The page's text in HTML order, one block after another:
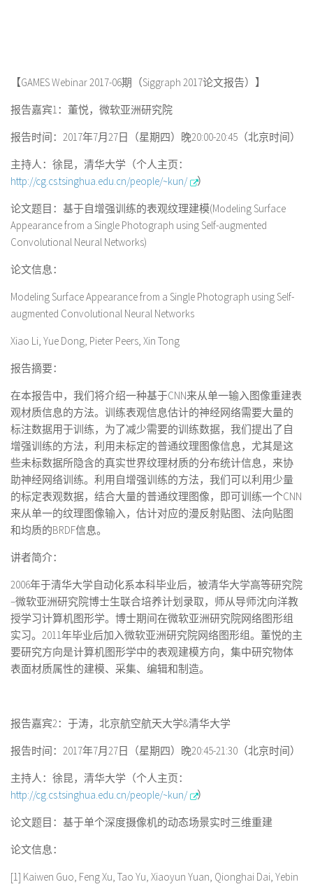
【GAMES Webinar 2017-06期（Siggraph 2017论文报告）】
报告嘉宾1：董悦，微软亚洲研究院
报告时间： 2017年7月 27日（星期四）晚20:00-20:45 （北京时间）
主持人：徐昆，清华大学（个人主页：
http://cg.cs.tsinghua.edu.cn/people/~kun/
）
论文题目：基于自增强训练的表观纹理建模(Modeling Surface
Appearance from a Single Photograph using Self-augmented
Convolutional Neural Networks)
论文信息：
Modeling Surface Appearance from a Single Photograph using Self-
augmented Convolutional Neural Networks
Xiao Li, Yue Dong, Pieter Peers, Xin Tong
报告摘要：
在本报告中，我们将介绍一种基于CNN来从单一输入图像重建表
观材质信息的方法。训练表观信息估计的神经网络需要大量的
标注数据用于训练，为了减少需要的训练数据，我们提出了自
增强训练的方法，利用未标定的普通纹理图像信息，尤其是这
些未标数据所隐含的真实世界纹理材质的分布统计信息，来协
助神经网络训练。利用自增强训练的方法，我们可以利用少量
的标定表观数据，结合大量的普通纹理图像，即可训练一个CNN
来从单一的纹理图像输入，估计对应的漫反射贴图、法向贴图
和均质的BRDF信息。
讲者简介：
2006年于清华大学自动化系本科毕业后，被清华大学高等研究院
–微软亚洲研究院博士生联合培养计划录取，师从导师沈向洋教
授学习计算机图形学。博士期间在微软亚洲研究院网络图形组
实习。 2011年毕业后加入微软亚洲研究院网络图形组。董悦的主
要研究方向是计算机图形学中的表观建模方向，集中研究物体
表面材质属性的建模、采集、编辑和制造。
报告嘉宾2：于涛，北京航空航天大学&清华大学
报告时间： 2017年7月 27日（星期四）晚20:45-21:30（北京时间）
主持人：徐昆，清华大学（个人主页：
http://cg.cs.tsinghua.edu.cn/people/~kun/
）
论文题目：基于单个深度摄像机的动态场景实时三维重建
论文信息：
[1] Kaiwen Guo, Feng Xu, Tao Yu, Xiaoyun Yuan, Qionghai Dai, Yebin